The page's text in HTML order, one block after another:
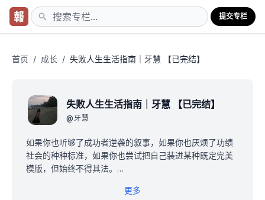
提交专栏
首页 / 成长 / 失败人生生活指南｜牙慧 【已完结】
失败人生生活指南｜牙慧 【已完结】
@牙慧
如果你也听够了成功者逆袭的叙事，如果你也厌烦了功绩
社会的种种标准，如果你也尝试把自己装进某种既定完美
模版，但始终不得其法。
最近我在最新的自我介绍中加了一句话：
更多